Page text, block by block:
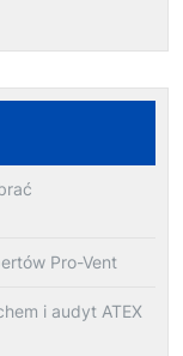
Pro-Vent
i audyt ATEX